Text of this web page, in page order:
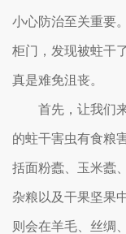
小心防治至关重要
柜门，发现被蛀干
真是难免沮丧。
首先，让我们
的蛀干害虫有食粮
括面粉蠹、玉米蠹
杂粮以及干果坚果
则会在羊毛、丝绸